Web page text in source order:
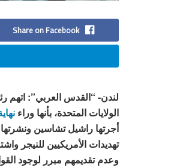
Share on Facebook
لندن- “القدس العربي”: اتهم
الولايات المتحدة، بأنها وراء
أجرتها راشيل تشاسين
تهديدات الأمريكيين للنيجر
وعدم تقديمهم مبرر لوجود